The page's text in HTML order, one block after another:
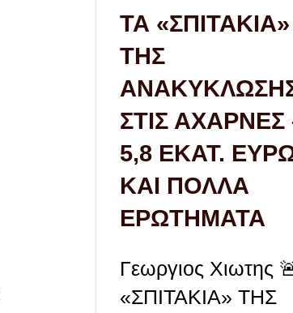
ΤΑ «ΣΠΙΤΑΚΙΑ»
ΤΗΣ
ΣΤΙΣ ΑΧΑΡΝΕΣ
5,8 ΕΚΑΤ.
ΚΑΙ ΠΟΛΛΑ
ΕΡΩΤΗΜΑΤΑ
Γεωργιος Χιωτης
«ΣΠΙΤΑΚΙΑ» ΤΗΣ